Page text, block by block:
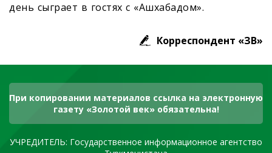
день сыграет в гостях с «Ашхабадом».
Корреспондент «ЗВ»
При копировании материалов ссылка на электронную
газету «Золотой век» обязательна!
УЧРЕДИТЕЛЬ: Государственное информационное агентство